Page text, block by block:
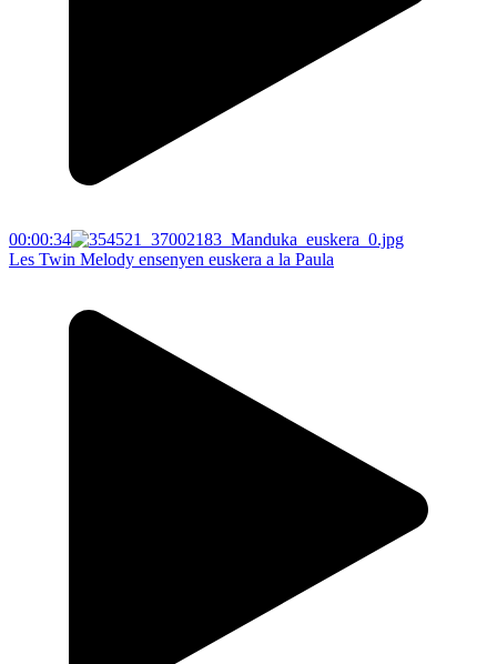
00:00:34
Les Twin Melody ensenyen euskera a la Paula